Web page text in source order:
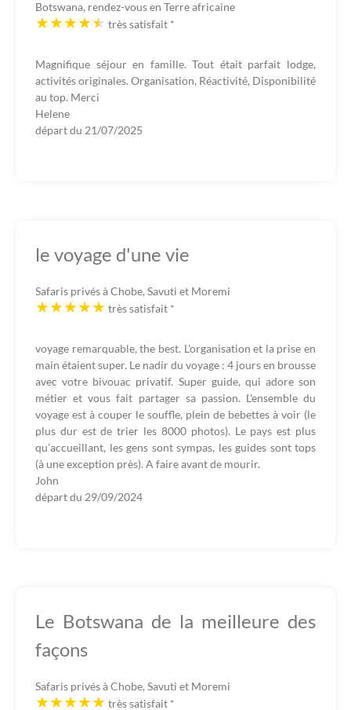
Botswana, rendez-vous en Terre africaine
très satisfait *
Magnifique séjour en famille. Tout était parfait lodge,
activités originales. Organisation, Réactivité, Disponibilité
au top. Merci
Helene
départ du 21/07/2025
le voyage d'une vie
Safaris privés à Chobe, Savuti et Moremi
très satisfait *
voyage remarquable, the best. L'organisation et la prise en
main étaient super. Le nadir du voyage : 4 jours en brousse
avec votre bivouac privatif. Super guide, qui adore son
métier et vous fait partager sa passion. L'ensemble du
voyage est à couper le souffle, plein de bebettes à voir (le
plus dur est de trier les 8000 photos). Le pays est plus
qu’accueillant, les gens sont sympas, les guides sont tops
(à une exception près). A faire avant de mourir.
John
départ du 29/09/2024
Le Botswana de la meilleure des
façons
Safaris privés à Chobe, Savuti et Moremi
très satisfait *